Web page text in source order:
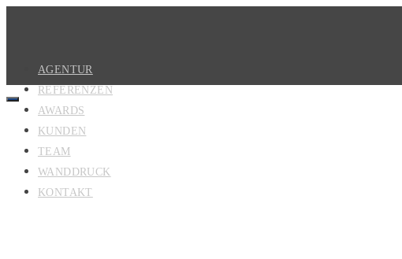
AGENTUR
REFERENZEN
AWARDS
KUNDEN
TEAM
WANDDRUCK
KONTAKT